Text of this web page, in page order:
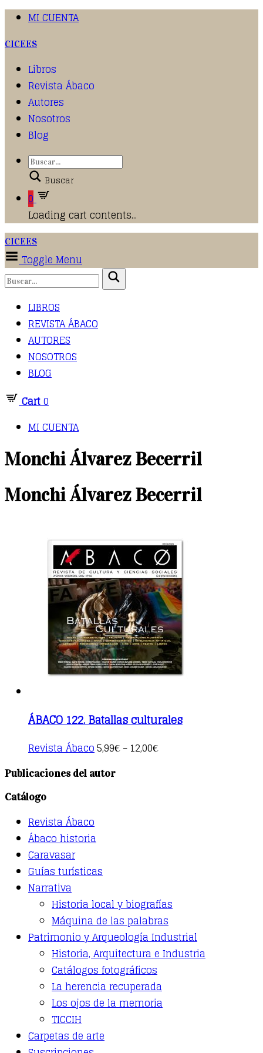
MI CUENTA
CICEES
Libros
Revista Ábaco
Autores
Nosotros
Blog
Buscar
0
Loading cart contents...
CICEES
Toggle Menu
LIBROS
REVISTA ÁBACO
AUTORES
NOSOTROS
BLOG
Cart0
MI CUENTA
Monchi Álvarez Becerril
Monchi Álvarez Becerril
ÁBACO 122. Batallas culturales
Revista Ábaco This
product
has
multiple
the
product
5,99€ – 12,00€
Publicaciones del autor
Catálogo
Revista Ábaco
Ábaco historia
Caravasar
Guías turísticas
Narrativa
Historia local y biografías
Máquina de las palabras
Patrimonio y Arqueología Industrial
Historia, Arquitectura e Industria
Catálogos fotográficos
La herencia recuperada
Los ojos de la memoria
TICCIH
Carpetas de arte